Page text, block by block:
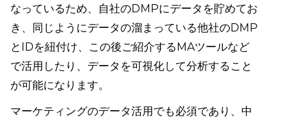
なっているため、自社のDMPにデータを貯めてお
き、同じようにデータの溜まっている他社のDMP
とIDを紐付け、この後ご紹介するMAツールなど
で活用したり、データを可視化して分析すること
が可能になります。
マーケティングのデータ活用でも必須であり、中